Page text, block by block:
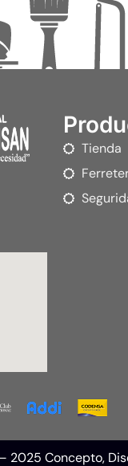
Tienda
2025 Concepto,